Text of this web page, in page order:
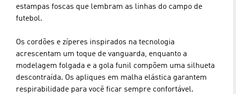
estampas foscas que lembram as linhas do campo de
futebol.
Os cordões e zíperes inspirados na tecnologia
acrescentam um toque de vanguarda, enquanto a
modelagem folgada e a gola funil compõem uma silhueta
descontraída. Os apliques em malha elástica garantem
respirabilidade para você ficar sempre confortável.